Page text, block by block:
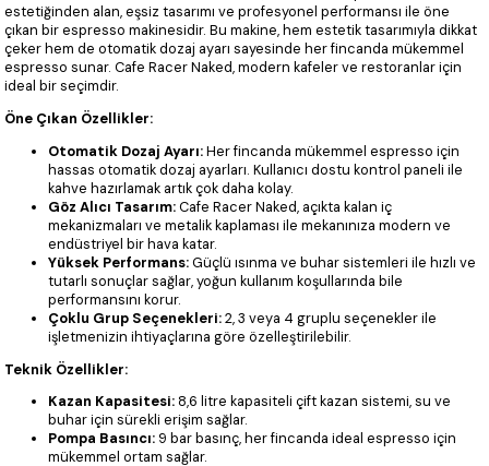
estetiğinden alan, eşsiz tasarımı ve profesyonel performansı ile öne
çıkan bir espresso makinesidir. Bu makine, hem estetik tasarımıyla dikkat
çeker hem de otomatik dozaj ayarı sayesinde her fincanda mükemmel
espresso sunar. Cafe Racer Naked, modern kafeler ve restoranlar için
ideal bir seçimdir.
Öne Çıkan Özellikler:
Otomatik Dozaj Ayarı:Her fincanda mükemmel espresso için
hassas otomatik dozaj ayarları. Kullanıcı dostu kontrol paneli ile
kahve hazırlamak artık çok daha kolay.
Göz Alıcı Tasarım:Cafe Racer Naked, açıkta kalan iç
mekanizmaları ve metalik kaplaması ile mekanınıza modern ve
endüstriyel bir hava katar.
Yüksek Performans:Güçlü ısınma ve buhar sistemleri ile hızlı ve
tutarlı sonuçlar sağlar, yoğun kullanım koşullarında bile
performansını korur.
Çoklu Grup Seçenekleri:2, 3 veya 4 gruplu seçenekler ile
işletmenizin ihtiyaçlarına göre özelleştirilebilir.
Teknik Özellikler:
Kazan Kapasitesi: 8,6 litre kapasiteli çift kazan sistemi, su ve
buhar için sürekli erişim sağlar.
Pompa Basıncı:9 bar basınç, her fincanda ideal espresso için
mükemmel ortam sağlar.